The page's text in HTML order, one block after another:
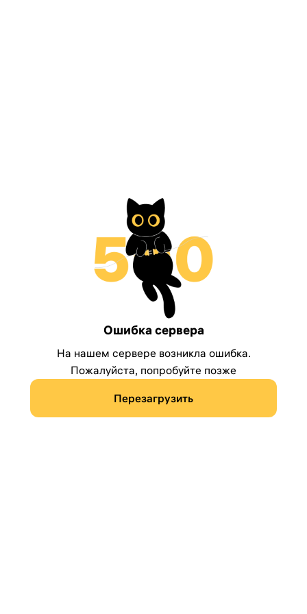
Ошибка сервера
На нашем сервере возникла ошибка.
Пожалуйста, попробуйте позже
Перезагрузить